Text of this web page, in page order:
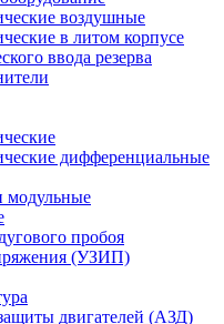
воздушные
в литом корпусе
ввода резерва
дифференциальные
модульные
пробоя
(УЗИП)
двигателей (АЗД)